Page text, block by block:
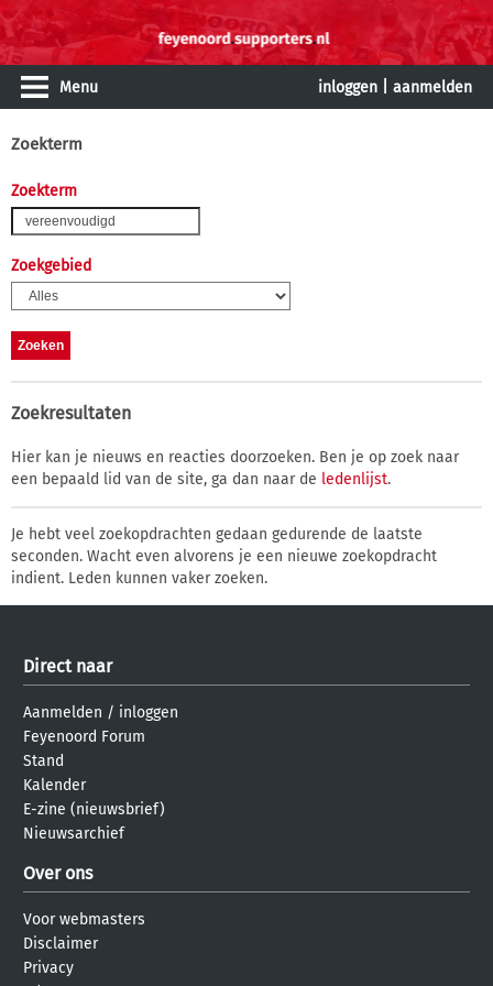
Menu inloggen aanmelden
Zoekterm
Zoekterm
Zoekgebied
Zoekresultaten
Hier kan je nieuws en reacties doorzoeken. Ben je op zoek naar
een bepaald lid van de site, ga dan naar de ledenlijst.
Je hebt veel zoekopdrachten gedaan gedurende de laatste
seconden. Wacht even alvorens je een nieuwe zoekopdracht
indient. Leden kunnen vaker zoeken.
Direct naar
Aanmelden / inloggen
Feyenoord Forum
Stand
Kalender
E-zine (nieuwsbrief)
Nieuwsarchief
Over ons
Voor webmasters
Disclaimer
Privacy